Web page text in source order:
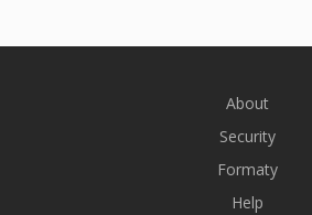
About
Security
Formaty
Help